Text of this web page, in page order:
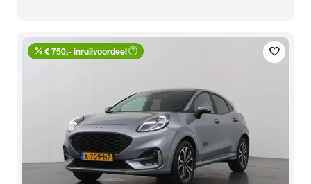
favorite
percent € 750,- inruilvoordeelhelp_outline